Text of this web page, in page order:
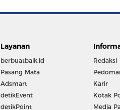
Layanan
berbuatbaik.id
Pasang Mata
Adsmart
detikEvent
detikPoint
Redaksi
Karir
Kotak
Media